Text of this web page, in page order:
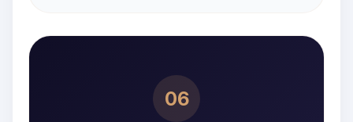
06